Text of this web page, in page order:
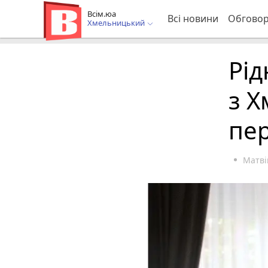
Всім.юа
Хмельницький
Всі новини
з